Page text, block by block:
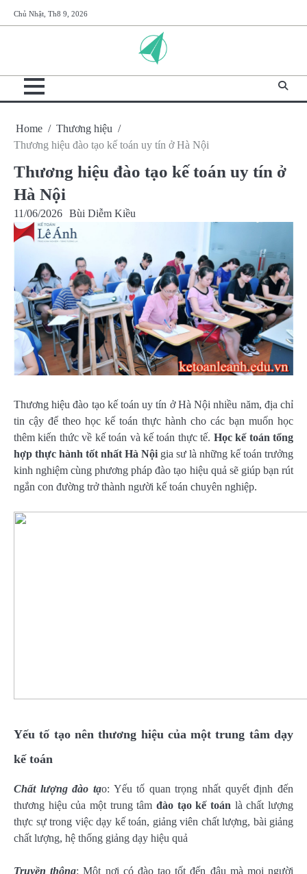
to
Chủ Nhật, Th8 9, 2026
Home
Thương hiệu
Thương hiệu đào tạo kế toán uy tín ở Hà Nội
Thương hiệu đào tạo kế toán uy tín ở
Hà Nội
11/06/2026 Bùi Diễm Kiều
Thương hiệu đào tạo kế toán uy tín ở Hà Nội nhiều năm, địa chỉ
tin cậy để theo học kế toán thực hành cho các bạn muốn học
thêm kiến thức về kế toán và kế toán thực tế. Học kế toán tổng
hợp thực hành tốt nhất Hà Nội gia sư là những kế toán trưởng
kinh nghiệm cùng phương pháp đào tạo hiệu quả sẽ giúp bạn rút
ngắn con đường trở thành người kế toán chuyên nghiệp.
Yếu tố tạo nên thương hiệu của một trung tâm dạy
kế toán
Chất lượng đào tạo: Yếu tố quan trọng nhất quyết định đến
thương hiệu của một trung tâm đào tạo kế toán là chất lượng
thực sự trong việc dạy kế toán, giảng viên chất lượng, bài giảng
chất lượng, hệ thống giảng dạy hiệu quả
Truyền thông: Một nơi có đào tạo tốt đến đâu mà mọi người